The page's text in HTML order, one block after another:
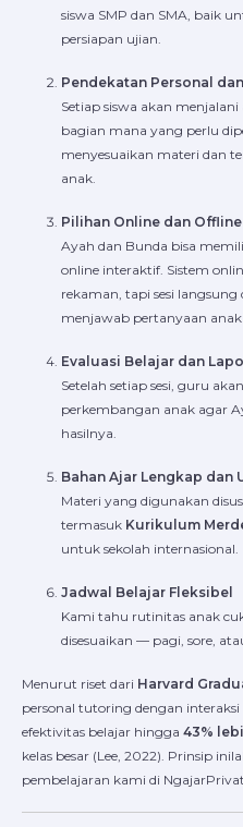
siswa SMP dan SMA, baik
persiapan ujian.
Pendekatan Personal
Setiap siswa akan
bagian mana yang perlu
menyesuaikan materi dan
anak.
Pilihan Online dan
Ayah dan Bunda bisa
online interaktif. Sistem
rekaman, tapi sesi
menjawab pertanyaan anak
Evaluasi Belajar dan
Setelah setiap sesi, guru
perkembangan anak agar
hasilnya.
Bahan Ajar Lengkap dan
Materi yang digunakan
termasuk Kurikulum
untuk sekolah internasional.
Jadwal Belajar Fleksibel
Kami tahu rutinitas anak
disesuaikan — pagi, sore,
Menurut riset dari Harvard
personal tutoring dengan
efektivitas belajar hingga 43%
kelas besar (Lee, 2022). Prinsip
pembelajaran kami di